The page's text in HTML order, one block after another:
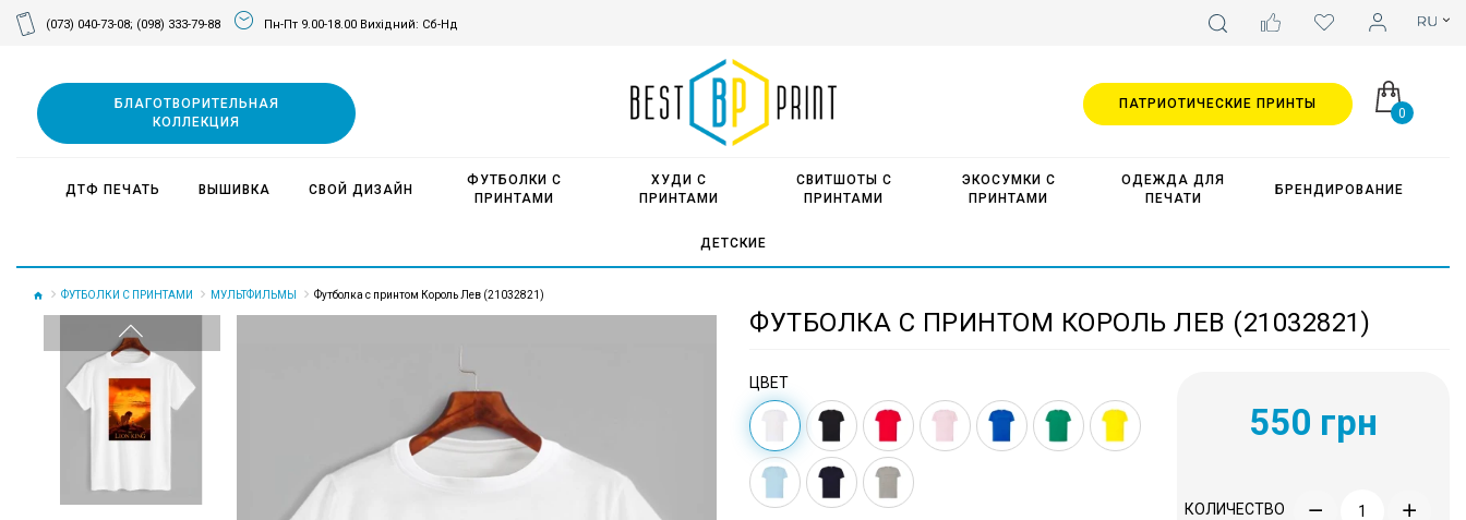
(073) 040-73-08; (098) 333-79-88 Пн-Пт 9.00-18.00 Вихідний: Сб-Нд
0
БЛАГОТВОРИТЕЛЬНАЯ
КОЛЛЕКЦИЯ
ДТФ ПЕЧАТЬ ВЫШИВКА СВОЙ ДИЗАЙН
ФУТБОЛКИ С
ПРИНТАМИ
ХУДИ С
ПРИНТАМИ
СВИТШОТЫ С
ПРИНТАМИ
ЭКОСУМКИ С
ПРИНТАМИ
ОДЕЖДА ДЛЯ
ПЕЧАТИ
БРЕНДИРОВАНИЕ
ДЕТСКИЕ
ПАТРИОТИЧЕСКИЕ ПРИНТЫ
ФУТБОЛКИ С ПРИНТАМИ МУЛЬТФИЛЬМЫ Футболка с принтом Король Лев (21032821)
ФУТБОЛКА С ПРИНТОМ КОРОЛЬ ЛЕВ (21032821)
ЦВЕТ
550 грн
КОЛИЧЕСТВО